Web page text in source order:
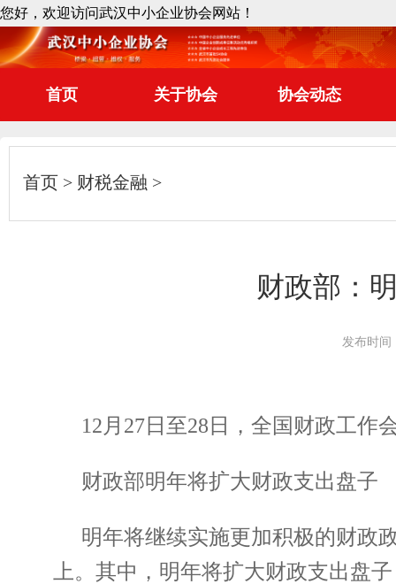
您好，欢迎访问武汉中小企业协会网站！
首页 关于协会 协会动态
首页 财税金融
财政部：
发布时间
12月27日至28日，全国财政工作
财政部明年将扩大财政支出盘子
明年将继续实施更加积极的财政
上。其中，明年将扩大财政支出盘